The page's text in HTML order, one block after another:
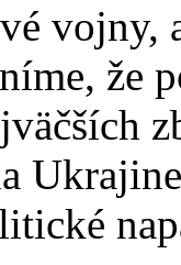
vojny,
že